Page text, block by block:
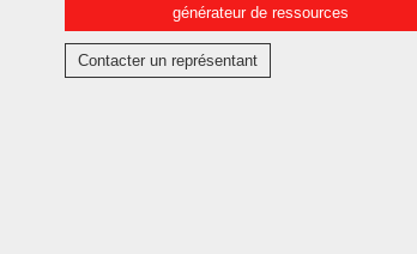
générateur de ressources
Contacter un représentant